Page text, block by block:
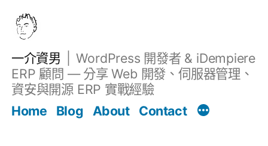
一介資男
WordPress 開發者 & iDempiere
ERP 顧問 — 分享 Web 開發、伺服器管理、
資安與開源 ERP 實戰經驗
Home
Blog About Contact
文章 Filter